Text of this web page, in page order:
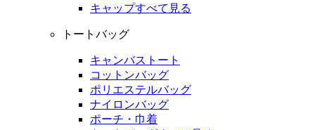
キャップすべて見る
トートバッグ
キャンバストート
コットンバッグ
ポリエステルバッグ
ナイロンバッグ
ポーチ・巾着